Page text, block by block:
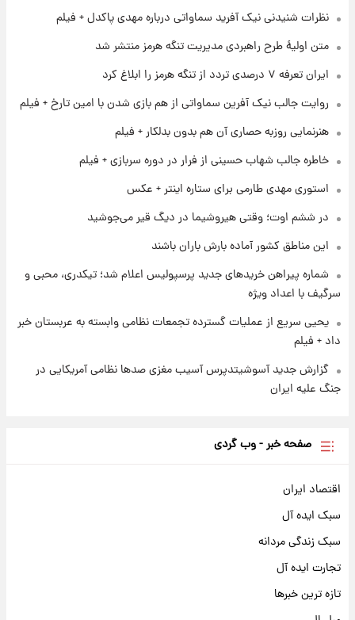
شارژ جدید کالابرگ برای سه دهک؛ جزئیات اعلام
۱ روز پیش
شرایط تازه فروش اقساطی سایپا اعلام شد؛
شاهین، کوییک، اطلس، سهند و ساینا با اقساط
بلندمدت + جدول
سیگنال‌های جدید برای بازار طلا؛ پیش‌بینی
قیمت سکه و طلا فردا
نظرات شنیدنی نیک آفرید سماواتی درباره مهدی پاکدل + فیلم
متن اولیۀ طرح راهبردی مدیریت تنگه هرمز منتشر شد
ایران تعرفه ۷ درصدی تردد از تنگه هرمز را ابلاغ کرد
روایت جالب نیک آفرین سماواتی از هم بازی شدن با امین تارخ + فیلم
هنرنمایی روزبه حصاری آن هم بدون بدلکار + فیلم
خاطره جالب شهاب حسینی از فرار در دوره سربازی + فیلم
استوری مهدی طارمی برای ستاره اینتر + عکس
در ششم اوت؛ وقتی هیروشیما در دیگ قیر می‌جوشید
این مناطق کشور آماده بارش باران باشند
شماره پیراهن خریدهای جدید پرسپولیس اعلام شد؛ تیکدری، محبی و
سرگیف با اعداد ویژه
یحیی سریع از عملیات گسترده تجمعات نظامی وابسته به عربستان خبر
داد + فیلم
گزارش جدید آسوشیتدپرس آسیب مغزی صدها نظامی آمریکایی در
جنگ علیه ایران
صفحه خبر - وب گردی
اقتصاد ایران
سبک ایده آل
سبک زندگی مردانه
تجارت ایده آل
تازه ترین خبرها